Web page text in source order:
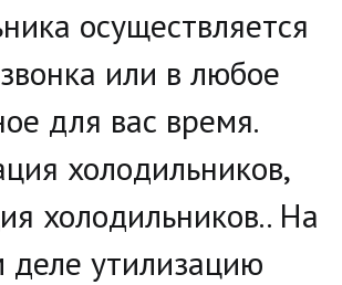
осуществляется
или в любое
для вас время.
холодильников,
холодильников.. На
деле утилизацию